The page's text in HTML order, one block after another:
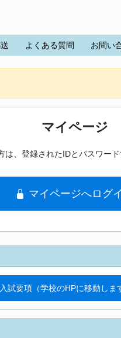
よくある質問 お問い
マイページ
は、登録されたIDとパスワード
マイページへログ
入試要項（学校のHPに移動しま